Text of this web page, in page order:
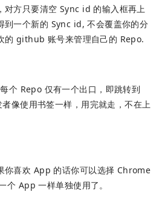
对方只要清空 Sync id 的输入框再上
到一个新的 Sync id, 不会覆盖你的分
的 github 账号来管理自己的 Repo.
个 Repo 仅有一个出口，即跳转到
像使用书签一样，用完就走，不在上
你喜欢 App 的话你可以选择 Chrome
个 App 一样单独使用了。